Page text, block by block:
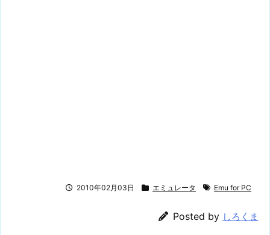
2010年02月03日 エミュレータ Emu for PC
Posted by しろくま